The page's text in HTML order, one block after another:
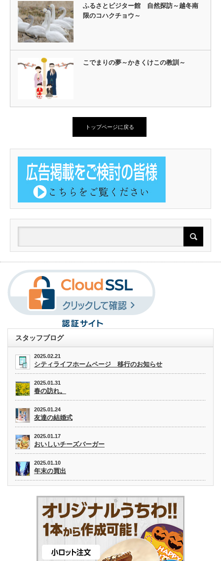
ふるさとビジター館 自然探訪～越冬南
限のコハクチョウ～
こでまりの夢～かきくけこの教訓～
トップページに戻る
スタッフブログ
2025.02.21
シティライフホームページ 移行のお知らせ
2025.01.31
春の訪れ。
2025.01.24
友達の結婚式
2025.01.17
おいしいチーズバーガー
2025.01.10
年末の買出